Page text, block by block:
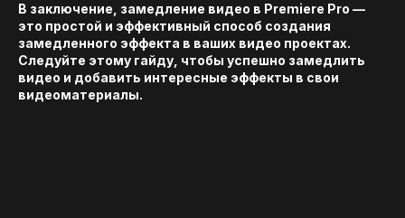
В заключение, замедление видео в Premiere Pro —
это простой и эффективный способ создания
замедленного эффекта в ваших видео проектах.
Следуйте этому гайду, чтобы успешно замедлить
видео и добавить интересные эффекты в свои
видеоматериалы.